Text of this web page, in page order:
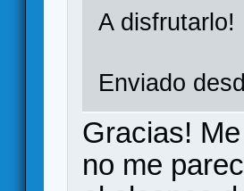
A disfrutarlo!
Enviado
Gracias!
no me